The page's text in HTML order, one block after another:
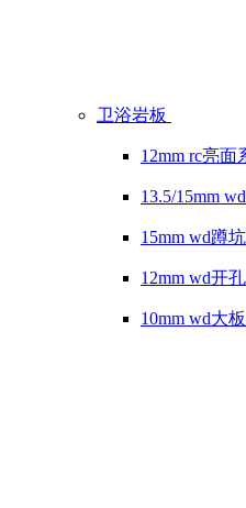
卫浴岩板
12mm rc亮面
13.5/15mm
15mm wd蹲
12mm wd开
10mm wd大